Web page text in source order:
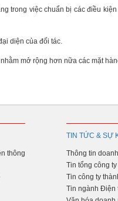
trong việc chuẩn bị các điều
diện của đối tác.
mở rộng hơn nữa các mặt
thông
TIN TỨC & SỰ
Thông tin
Tin tổng công ty
Tin công ty
Tin ngành Điện